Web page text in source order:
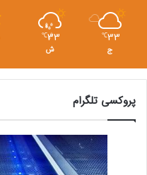
33
℃
ج
33
℃
ش
پروکسی تلگرام